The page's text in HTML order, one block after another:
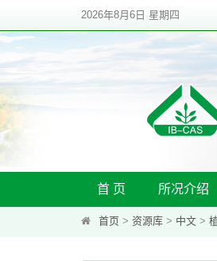
2026年8月6日 星期四
首 页 所况介绍
首页 > 资源库 > 中文 >